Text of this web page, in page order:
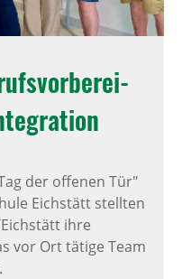
der offenen Tür"
Eichstätt stellten
ihre
vor Ort tätige Team